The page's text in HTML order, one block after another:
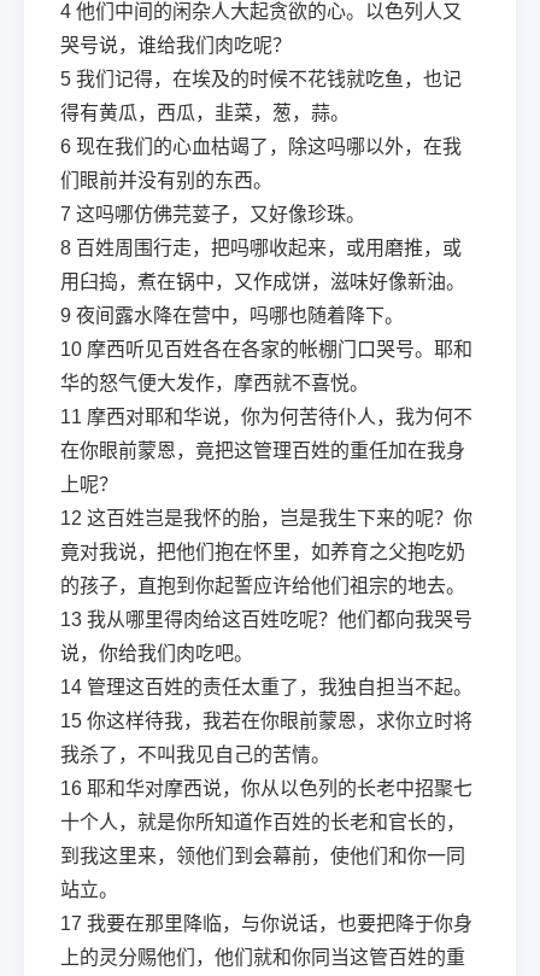
4 他们中间的闲杂人大起贪欲的心。以色列人又
哭号说，谁给我们肉吃呢？
5 我们记得，在埃及的时候不花钱就吃鱼，也记
得有黄瓜，西瓜，韭菜，葱，蒜。
6 现在我们的心血枯竭了，除这吗哪以外，在我
们眼前并没有别的东西。
7 这吗哪仿佛芫荽子，又好像珍珠。
8 百姓周围行走，把吗哪收起来，或用磨推，或
用臼捣，煮在锅中，又作成饼，滋味好像新油。
9 夜间露水降在营中，吗哪也随着降下。
10 摩西听见百姓各在各家的帐棚门口哭号。耶和
华的怒气便大发作，摩西就不喜悦。
11 摩西对耶和华说，你为何苦待仆人，我为何不
在你眼前蒙恩，竟把这管理百姓的重任加在我身
上呢？
12 这百姓岂是我怀的胎，岂是我生下来的呢？你
竟对我说，把他们抱在怀里，如养育之父抱吃奶
的孩子，直抱到你起誓应许给他们祖宗的地去。
13 我从哪里得肉给这百姓吃呢？他们都向我哭号
说，你给我们肉吃吧。
14 管理这百姓的责任太重了，我独自担当不起。
15 你这样待我，我若在你眼前蒙恩，求你立时将
我杀了，不叫我见自己的苦情。
16 耶和华对摩西说，你从以色列的长老中招聚七
十个人，就是你所知道作百姓的长老和官长的，
到我这里来，领他们到会幕前，使他们和你一同
站立。
17 我要在那里降临，与你说话，也要把降于你身
上的灵分赐他们，他们就和你同当这管百姓的重